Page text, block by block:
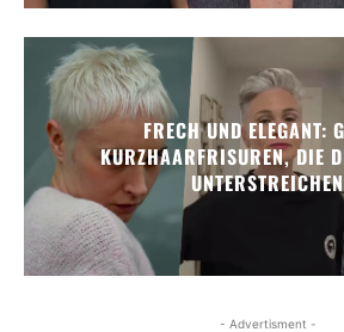
FRECH UND ELEGANT:
KURZHAARFRISUREN, DIE
UNTERSTREICHEN
- Advertisment -